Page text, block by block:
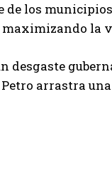
los
la
desgaste
arrastra